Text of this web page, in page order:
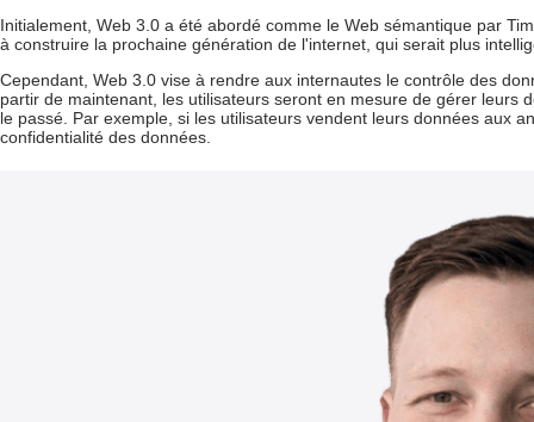
Initialement, Web 3.0 a été abordé comme le Web sémantique par
à construire la prochaine génération de l'internet, qui serait plus
Cependant, Web 3.0 vise à rendre aux internautes le contrôle des
partir de maintenant, les utilisateurs seront en mesure de gérer leurs
le passé. Par exemple, si les utilisateurs vendent leurs données aux
confidentialité des données.